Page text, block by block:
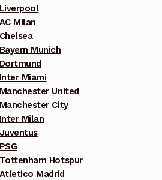
Milan
Munich
Miami
United
City
Milan
Hotspur
Madrid